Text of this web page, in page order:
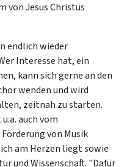
von Jesus Christus
endlich wieder
Interesse hat, ein
kann sich gerne an den
wenden und wird
zeitnah zu starten.
auch vom
von Musik
am Herzen liegt sowie
und Wissenschaft. "Dafür